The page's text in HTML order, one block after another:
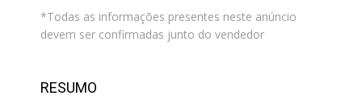
*Todas as informações presentes neste anúncio
devem ser confirmadas junto do vendedor
RESUMO